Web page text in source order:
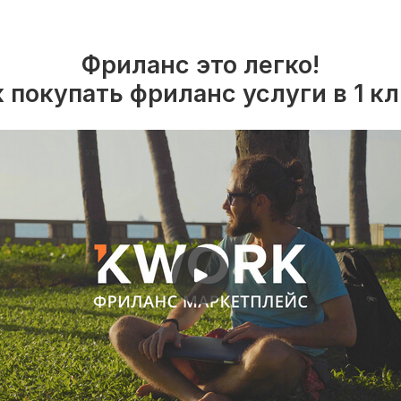
Фриланс это легко!
покупать фриланс услуги в 1